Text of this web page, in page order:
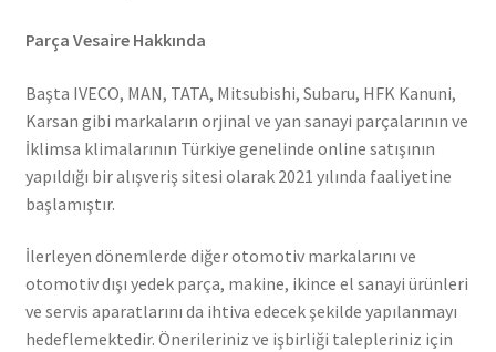
Parça Vesaire Hakkında
Başta IVECO, MAN, TATA, Mitsubishi, Subaru, HFK Kanuni,
Karsan gibi markaların orjinal ve yan sanayi parçalarının ve
İklimsa klimalarının Türkiye genelinde online satışının
yapıldığı bir alışveriş sitesi olarak 2021 yılında faaliyetine
başlamıştır.
İlerleyen dönemlerde diğer otomotiv markalarını ve
otomotiv dışı yedek parça, makine, ikince el sanayi ürünleri
ve servis aparatlarını da ihtiva edecek şekilde yapılanmayı
hedeflemektedir. Önerileriniz ve işbirliği talepleriniz için